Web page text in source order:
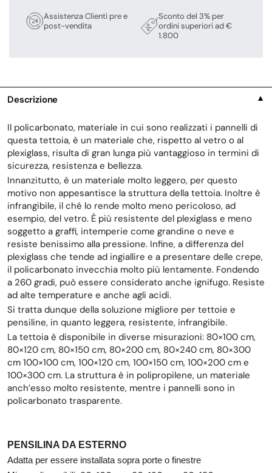
Assistenza Clienti pre e
post-vendita
Sconto del 3% per
ordini superiori ad €
1.800
Descrizione ▼
Il policarbonato, materiale in cui sono realizzati i pannelli di
questa tettoia, è un materiale che, rispetto al vetro o al
plexiglass, risulta di gran lunga più vantaggioso in termini di
sicurezza, resistenza e bellezza.
Innanzitutto, è un materiale molto leggero, per questo
motivo non appesantisce la struttura della tettoia. Inoltre è
infrangibile, il ché lo rende molto meno pericoloso, ad
esempio, del vetro. È più resistente del plexiglass e meno
soggetto a graffi, intemperie come grandine o neve e
resiste benissimo alla pressione. Infine, a differenza del
plexiglass che tende ad ingiallire e a presentare delle crepe,
il policarbonato invecchia molto più lentamente. Fondendo
a 260 gradi, può essere considerato anche ignifugo. Resiste
ad alte temperature e anche agli acidi.
Si tratta dunque della soluzione migliore per tettoie e
pensiline, in quanto leggera, resistente, infrangibile.
La tettoia è disponibile in diverse misurazioni: 80×100 cm,
80×120 cm, 80×150 cm, 80×200 cm, 80×240 cm, 80×300
cm 100×100 cm, 100×120 cm, 100×150 cm, 100×200 cm e
100×300 cm. La struttura è in polipropilene, un materiale
anch’esso molto resistente, mentre i pannelli sono in
policarbonato trasparente.
PENSILINA DA ESTERNO
Adatta per essere installata sopra porte o finestre